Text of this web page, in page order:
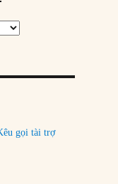
gọi tài trợ